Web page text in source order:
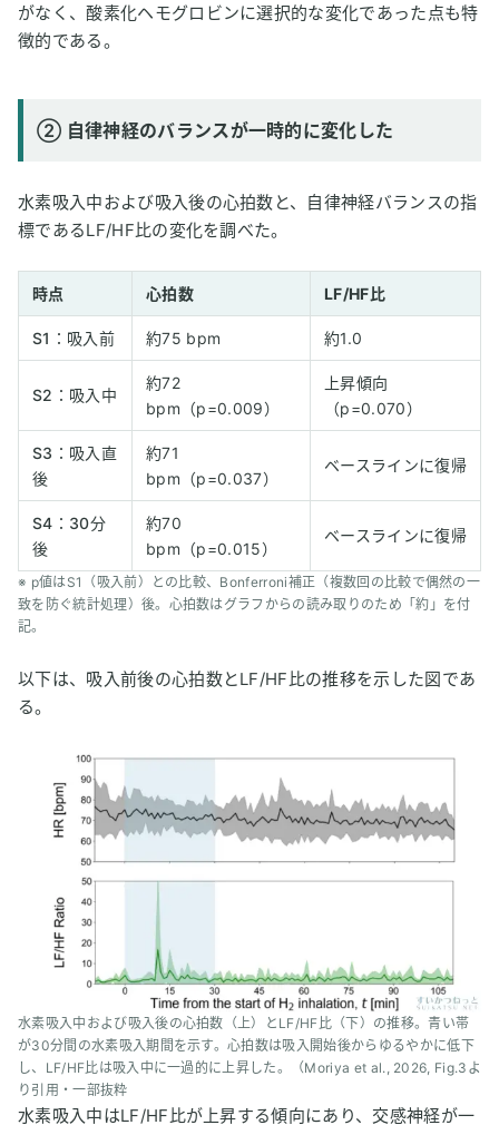
がなく、酸素化ヘモグロビンに選択的な変化であった点も特
徴的である。
② 自律神経のバランスが一時的に変化した
水素吸入中および吸入後の心拍数と、自律神経バランスの指
標であるLF/HF比の変化を調べた。
時点 心拍数 LF/HF比
S1：吸入前 約75 bpm 約1.0
S2：吸入中
約72
bpm（p=0.009）
上昇傾向
（p=0.070）
S3：吸入直
後
約71
bpm（p=0.037）
ベースラインに復帰
S4：30分
後
約70
bpm（p=0.015）
ベースラインに復帰
※ p値はS1（吸入前）との比較、Bonferroni補正（複数回の比較で偶然の一
致を防ぐ統計処理）後。心拍数はグラフからの読み取りのため「約」を付
記。
以下は、吸入前後の心拍数とLF/HF比の推移を示した図であ
る。
水素吸入中および吸入後の心拍数（上）とLF/HF比（下）の推移。青い帯
が30分間の水素吸入期間を示す。心拍数は吸入開始後からゆるやかに低下
し、LF/HF比は吸入中に一過的に上昇した。（Moriya et al., 2026, Fig.3よ
り引用・一部抜粋
水素吸入中はLF/HF比が上昇する傾向にあり、交感神経が一